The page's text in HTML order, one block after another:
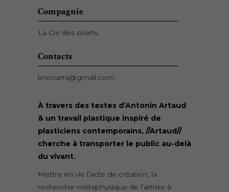
Compagnie
La Cie des criarts
Contacts
lescriarts@gmail.com
À travers des textes d’Antonin Artaud
& un travail plastique inspiré de
plasticiens contemporains, //Artaud//
cherche à transporter le public au-delà
du vivant.
Mettre en vie l’acte de création, la
recherche métaphysique de l’artiste à